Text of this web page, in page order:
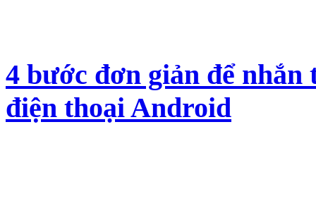
4 bước đơn giản để
điện thoại Android